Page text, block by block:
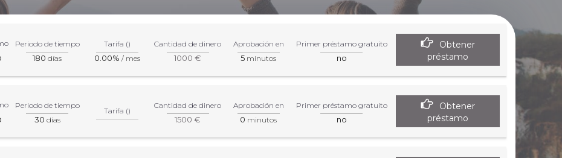
Periodo de tiempo
180 días
Tarifa ()
0.00% / mes
Cantidad de dinero
1000 €
Aprobación en
5 minutos
Primer préstamo gratuito
no
Obtener
préstamo
Periodo de tiempo
30 días
Tarifa ()
Cantidad de dinero
1500 €
Aprobación en
0 minutos
Primer préstamo gratuito
no
Obtener
préstamo